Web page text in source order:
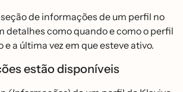
de informações de um perfil no
detalhes como quando e como o perfil
a última vez em que esteve ativo.
estão disponíveis